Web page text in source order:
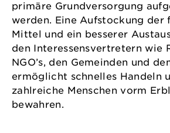
primäre Grundversorgung
werden. Eine Aufstockung der
Mittel und ein besserer
den Interessensvertretern wie
NGO’s, den Gemeinden und
ermöglicht schnelles Handeln
zahlreiche Menschen vorm
bewahren.